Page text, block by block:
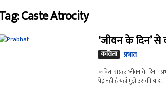
Tag: Caste Atrocity
‘जीवन के दिन’ से
कविता प्रभात
कविता संग्रह: 'जीवन के दिन' -
पेड़ नहीं है यहाँ मुझे उसकी याद...